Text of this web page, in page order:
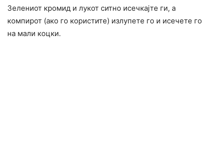
Зелениот кромид и лукот ситно исечкајте ги, а
компирот (ако го користите) излупете го и исечете го
на мали коцки.